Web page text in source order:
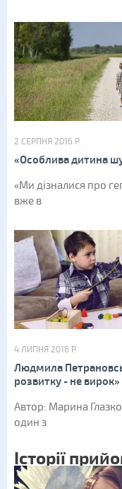
2 СЕРПНЯ 2016 Р.
«Особлива дитина
«Ми дізналися про
вже в
4 ЛИПНЯ 2016 Р.
Людмила
розвитку - не вирок»
Автор: Марина
один з
Історії